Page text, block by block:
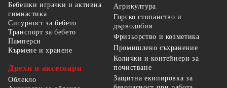
Бебешки играчки и активна
гимнастика
Сигурност за бебето
Транспорт за бебето
Памперси
Кърмене и хранене
Дрехи и аксесоари
Облекло
Агрикултура
Горско стопанство и
дърводобив
Фризьорство и козметика
Промишлено съхранение
Колички и контейнери за
почистване
Защитна екипировка за